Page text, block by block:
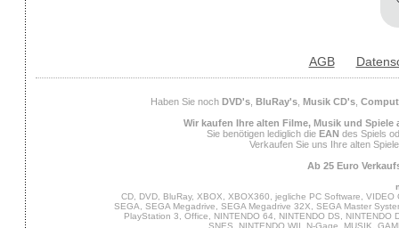
AGB
Haben Sie noch DVD's, BluRay's, Musik CD's,
Wir kaufen Ihre alten Filme, Musik und Spiele
Sie benötigen lediglich die EAN des Spiels
Verkaufen Sie uns Ihre alten
Ab 25 Euro
CD, DVD, BluRay, XBOX, XBOX360, jegliche PC Software,
SEGA, SEGA Megadrive, SEGA Megadrive 32X, SEGA Master
PlayStation 3, Office, NINTENDO 64, NINTENDO DS,
SNES, NINTENDO WII, N-Gage, MUSIK,